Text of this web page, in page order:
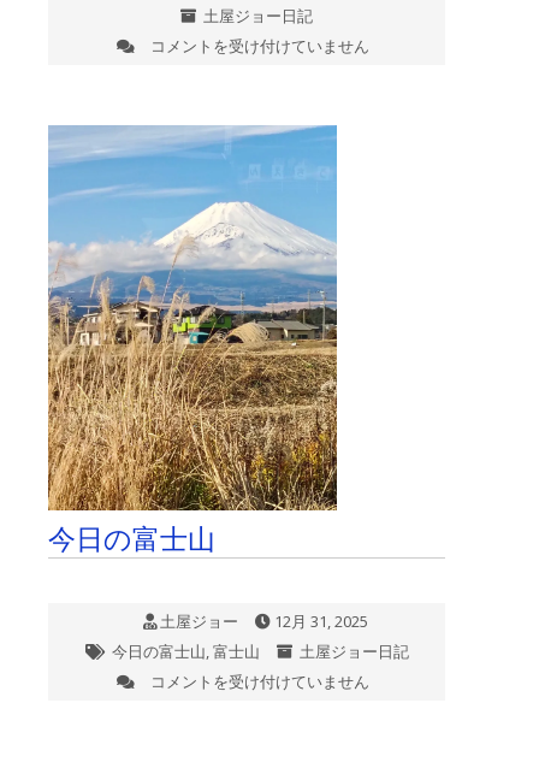
土屋ジョー日記
ジ
レ
ナ
の
一
時
期
国
は
コメントを受け付けていません
今日の富士山
土屋ジョー
12月 31, 2025
今日の富士山,富士山
土屋ジョー日記
今
コメントを受け付けていません